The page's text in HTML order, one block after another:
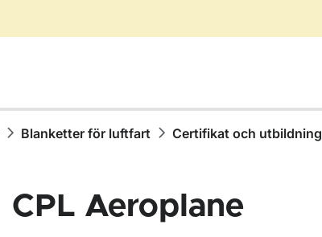
Blanketter för luftfart Certifikat och utbildning
CPL Aeroplane